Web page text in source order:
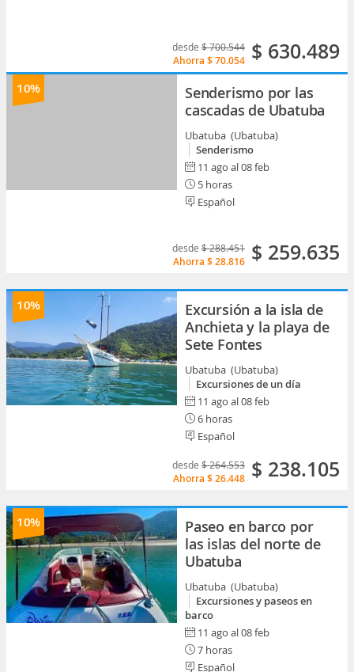
desde $ 700.544
Ahorra $ 70.054 $ 630.489
10%
Senderismo por las
cascadas de Ubatuba
Ubatuba (Ubatuba)
Senderismo
11 ago al 08 feb
5 horas
Español
desde $ 288.451
Ahorra $ 28.816 $ 259.635
10%
Excursión a la isla de
Anchieta y la playa de
Sete Fontes
Ubatuba (Ubatuba)
Excursiones de un día
11 ago al 08 feb
6 horas
Español
desde $ 264.553
Ahorra $ 26.448 $ 238.105
10%
Paseo en barco por
las islas del norte de
Ubatuba
Ubatuba (Ubatuba)
Excursiones y paseos en
barco
11 ago al 08 feb
7 horas
Español